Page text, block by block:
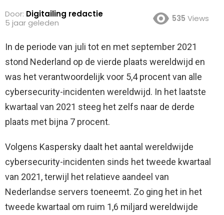
Door: Digitailing redactie
5 jaar geleden
535 Views
In de periode van juli tot en met september 2021
stond Nederland op de vierde plaats wereldwijd en
was het verantwoordelijk voor 5,4 procent van alle
cybersecurity-incidenten wereldwijd. In het laatste
kwartaal van 2021 steeg het zelfs naar de derde
plaats met bijna 7 procent.
Volgens Kaspersky daalt het aantal wereldwijde
cybersecurity-incidenten sinds het tweede kwartaal
van 2021, terwijl het relatieve aandeel van
Nederlandse servers toeneemt. Zo ging het in het
tweede kwartaal om ruim 1,6 miljard wereldwijde